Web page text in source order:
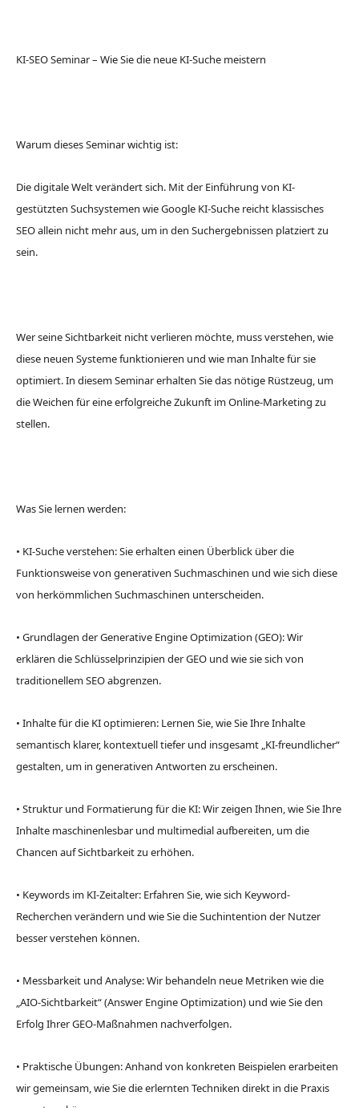
KI-SEO Seminar – Wie Sie die neue KI-Suche meistern
Warum dieses Seminar wichtig ist:
Die digitale Welt verändert sich. Mit der Einführung von KI-
gestützten Suchsystemen wie Google KI-Suche reicht klassisches
SEO allein nicht mehr aus, um in den Suchergebnissen platziert zu
sein.
Wer seine Sichtbarkeit nicht verlieren möchte, muss verstehen, wie
diese neuen Systeme funktionieren und wie man Inhalte für sie
optimiert. In diesem Seminar erhalten Sie das nötige Rüstzeug, um
die Weichen für eine erfolgreiche Zukunft im Online-Marketing zu
stellen.
Was Sie lernen werden:
• KI-Suche verstehen: Sie erhalten einen Überblick über die
Funktionsweise von generativen Suchmaschinen und wie sich diese
von herkömmlichen Suchmaschinen unterscheiden.
• Grundlagen der Generative Engine Optimization (GEO): Wir
erklären die Schlüsselprinzipien der GEO und wie sie sich von
traditionellem SEO abgrenzen.
• Inhalte für die KI optimieren: Lernen Sie, wie Sie Ihre Inhalte
semantisch klarer, kontextuell tiefer und insgesamt „KI-freundlicher“
gestalten, um in generativen Antworten zu erscheinen.
• Struktur und Formatierung für die KI: Wir zeigen Ihnen, wie Sie Ihre
Inhalte maschinenlesbar und multimedial aufbereiten, um die
Chancen auf Sichtbarkeit zu erhöhen.
• Keywords im KI-Zeitalter: Erfahren Sie, wie sich Keyword-
Recherchen verändern und wie Sie die Suchintention der Nutzer
besser verstehen können.
• Messbarkeit und Analyse: Wir behandeln neue Metriken wie die
„AIO-Sichtbarkeit“ (Answer Engine Optimization) und wie Sie den
Erfolg Ihrer GEO-Maßnahmen nachverfolgen.
• Praktische Übungen: Anhand von konkreten Beispielen erarbeiten
wir gemeinsam, wie Sie die erlernten Techniken direkt in die Praxis